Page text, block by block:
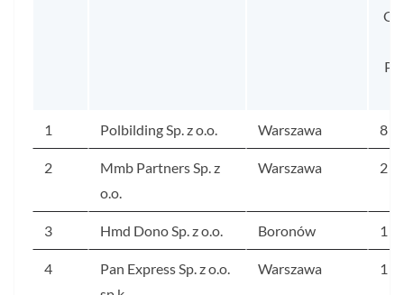
1 Polbilding Sp. z o.o. Warszawa 8
2
Mmb Partners Sp. z
o.o.
Warszawa 2
3 Hmd Dono Sp. z o.o. Boronów 1
4
Pan Express Sp. z o.o.
Warszawa 1